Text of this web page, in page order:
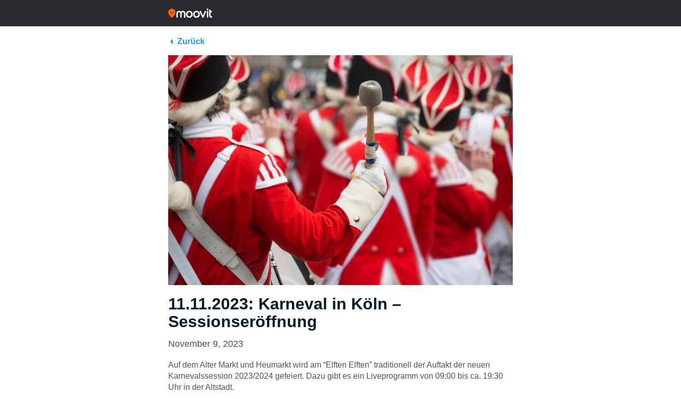
Zurück
11.11.2023: Karneval in Köln –
Sessionseröffnung
November 9, 2023
Auf dem Alter Markt und Heumarkt wird am “Elften Elften” traditionell der Auftakt der neuen
Karnevalssession 2023/2024 gefeiert. Dazu gibt es ein Liveprogramm von 09:00 bis ca. 19:30
Uhr in der Altstadt.